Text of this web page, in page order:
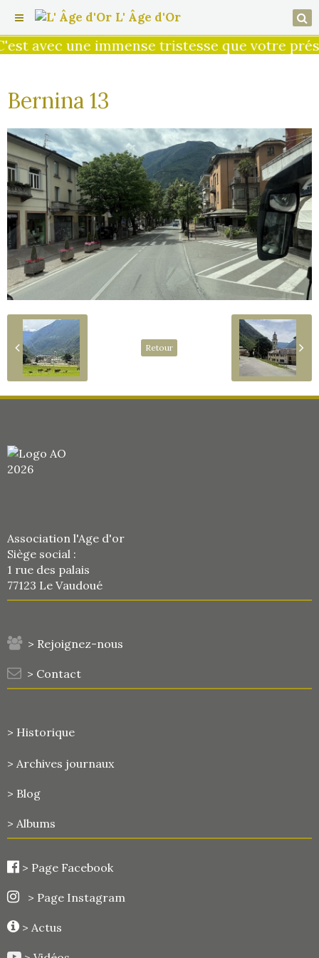
avec une immense tristesse que votre
L' Âge d'Or
Bernina 13
Retour
Association l'Age d'or
Siège social :
1 rue des palais
77123 Le Vaudoué
> Rejoignez-nous
> Contact
> Historique
> Archives journaux
> Blog
> Albums
> Page Facebook
> Page Instagram
> Actus